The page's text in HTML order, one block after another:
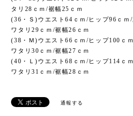
タリ28ｃｍ/裾幅25ｃｍ
(36・Ｓ)ウエスト64ｃｍ/ヒップ96ｃ
ワタリ29ｃｍ/裾幅26ｃｍ
(38・Ｍ)ウエスト66ｃｍ/ヒップ100ｃ
ワタリ30ｃｍ/裾幅27ｃｍ
(40・Ｌ)ウエスト68ｃｍ/ヒップ114ｃ
ワタリ31ｃｍ/裾幅28ｃｍ
通報する